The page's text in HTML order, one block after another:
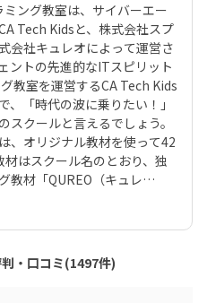
ング教室は、サイバーエー
Tech Kidsと、株式会社スプ
会社キュレオによって運営さ
ントの先進的なITスピリット
教室を運営するCA Tech Kids
「時代の波に乗りたい！」
スクールと言えるでしょう。
、オリジナル教材を使って42
はスクール名のとおり、独
教材「QUREO（キュレ
な感覚でサクサク進められ
が魅力。子どもにとっても
で、楽しくゲームをクリアし
習を進めていけます。教材
ホゲーム開発で使用されて
・口コミ(1497件)